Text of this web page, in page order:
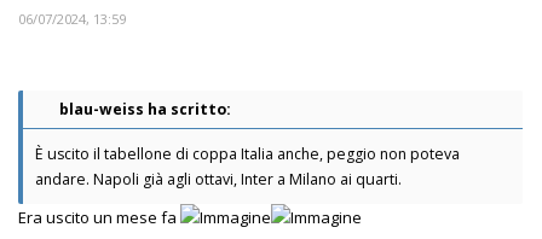
06/07/2024, 13:59
blau-weiss ha scritto:
È uscito il tabellone di coppa Italia anche, peggio non poteva
andare. Napoli già agli ottavi, Inter a Milano ai quarti.
Era uscito un mese fa